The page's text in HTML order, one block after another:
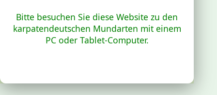
Bitte besuchen Sie diese Website zu den
karpatendeutschen Mundarten mit einem
PC oder Tablet-Computer.